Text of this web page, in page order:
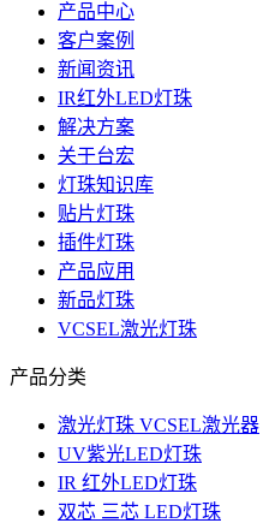
产品中心
客户案例
新闻资讯
IR红外LED灯珠
解决方案
关于台宏
灯珠知识库
贴片灯珠
插件灯珠
产品应用
新品灯珠
VCSEL激光灯珠
产品分类
激光灯珠 VCSEL激光器
UV紫光LED灯珠
IR 红外LED灯珠
双芯 三芯 LED灯珠